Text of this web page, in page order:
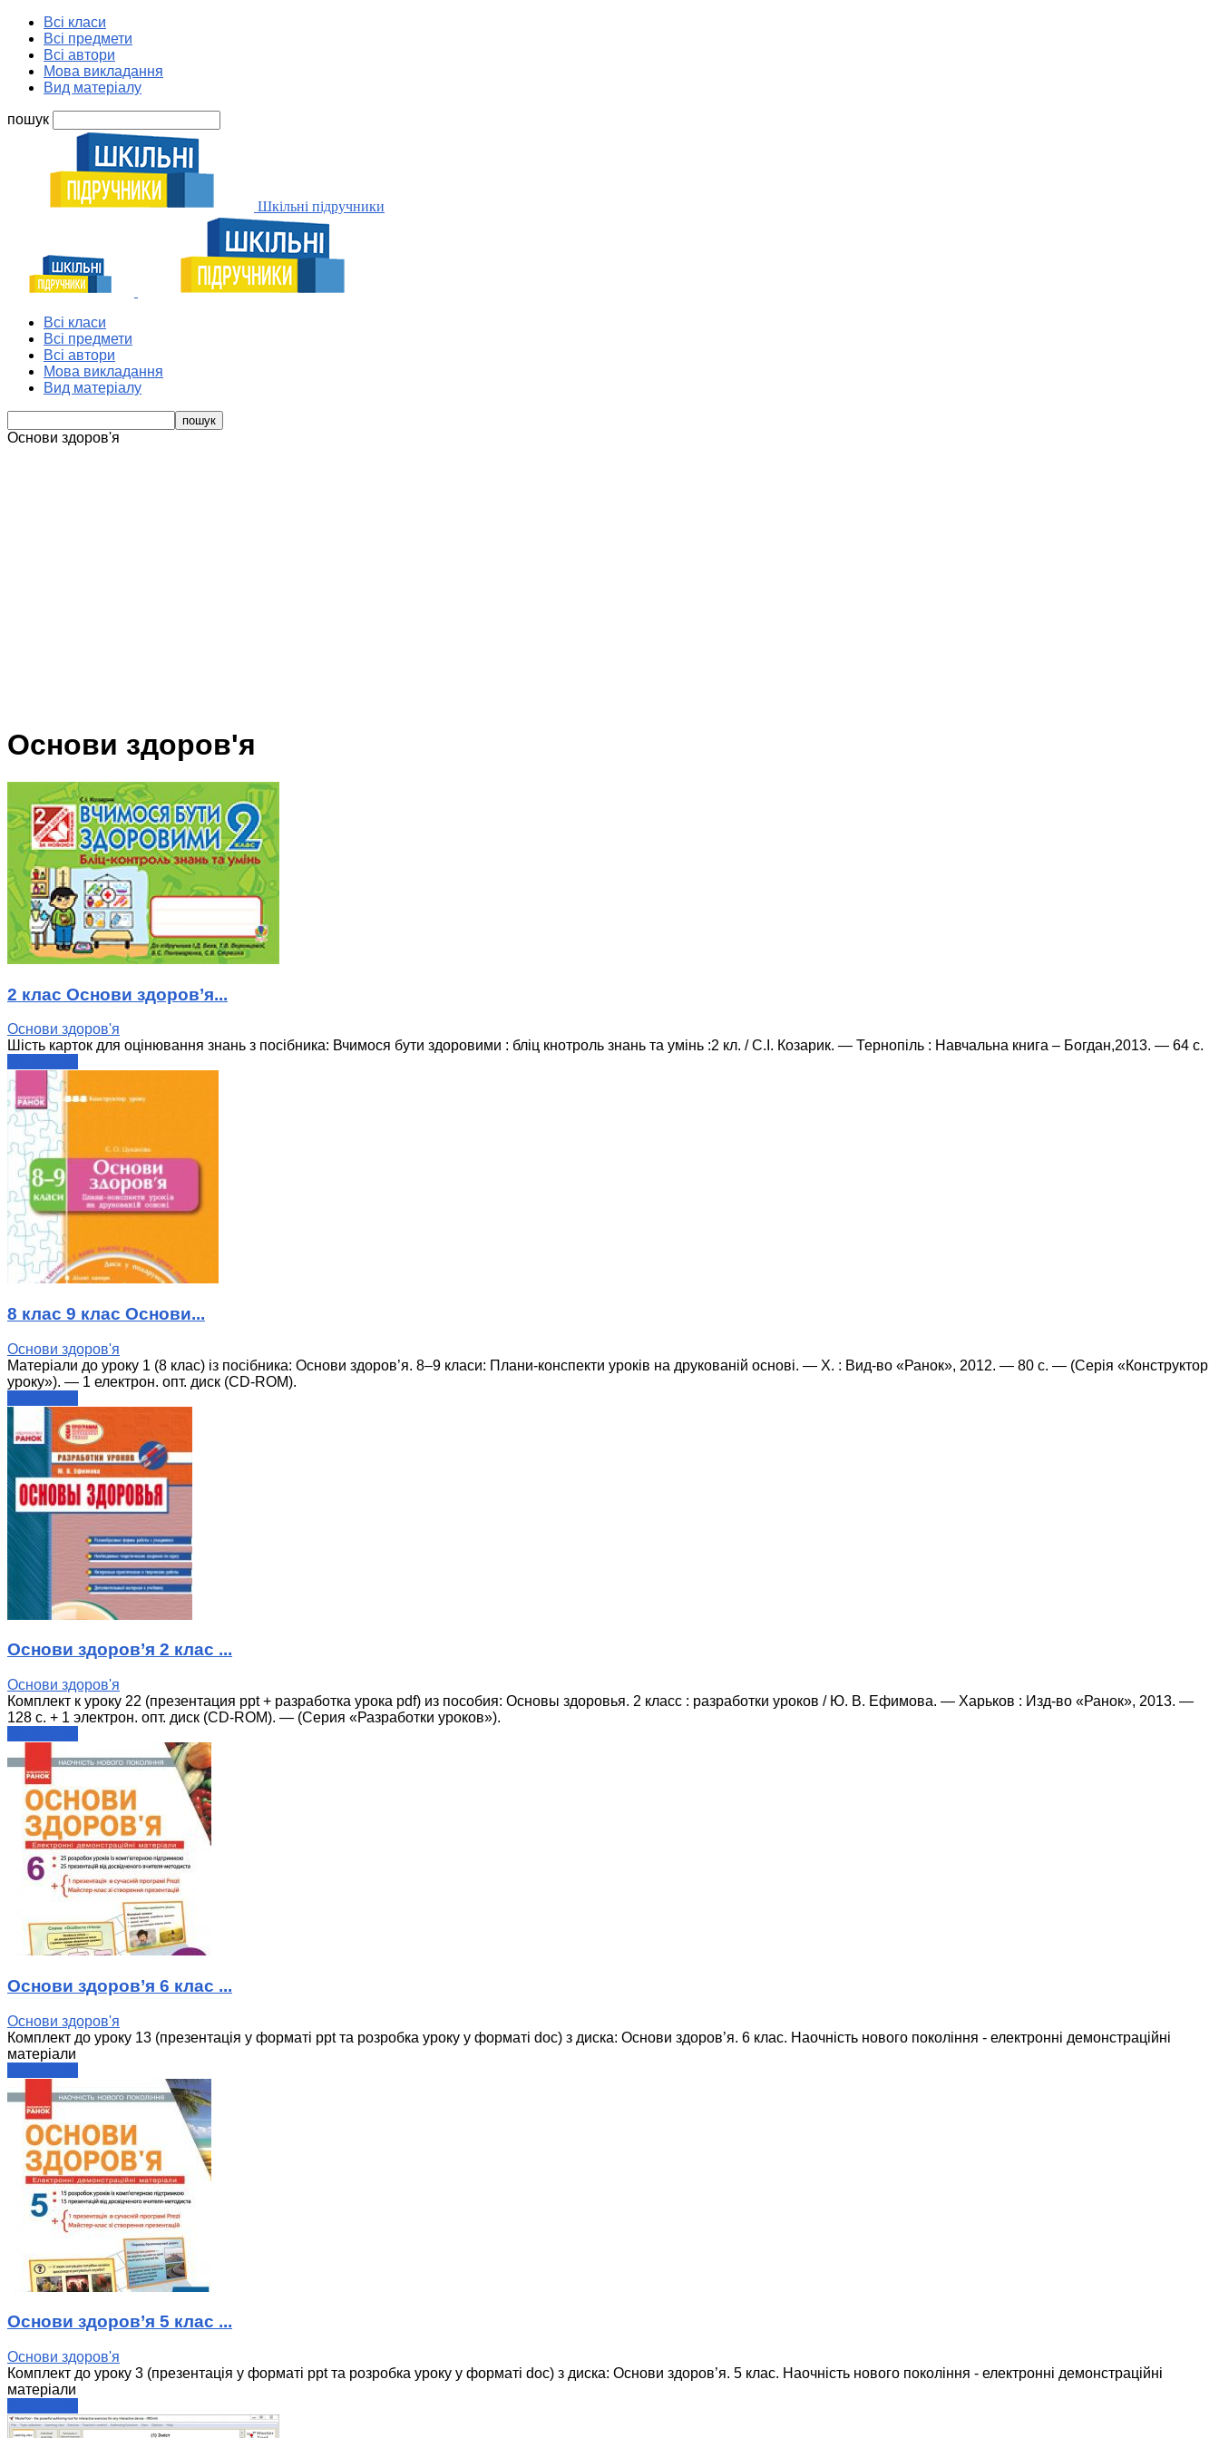
Всі класи
Всі предмети
Всі автори
Мова викладання
Вид матеріалу
пошук
Шкільні підручники
Всі класи
Всі предмети
Всі автори
Мова викладання
Вид матеріалу
Основи здоров'я
Основи здоров'я
2 клас Основи здоров’я...
Основи здоров'я
Шість карток для оцінювання знань з посібника: Вчимося бути здоровими : бліц кнотроль знань та умінь :2 кл. / С.І. Козарик. — Тернопіль : Навчальна книга – Богдан,2013. — 64 с.
8 клас 9 клас Основи...
Основи здоров'я
Матеріали до уроку 1 (8 клас) із посібника: Основи здоров’я. 8–9 класи: Плани-конспекти уроків на друкованій основі. — Х. : Вид-во «Ранок», 2012. — 80 с. — (Серія «Конструктор
уроку»). — 1 електрон. опт. диск (CD-ROM).
Основи здоров’я 2 клас ...
Основи здоров'я
Комплект к уроку 22 (презентация ppt + разработка урока pdf) из пособия: Основы здоровья. 2 класс : разработки уроков / Ю. В. Ефимова. — Харьков : Изд-во «Ранок», 2013. —
128 с. + 1 электрон. опт. диск (CD-ROM). — (Серия «Разработки уроков»).
Основи здоров’я 6 клас ...
Основи здоров'я
Комплект до уроку 13 (презентація у форматі ppt та розробка уроку у форматі doc) з диска: Основи здоров’я. 6 клас. Наочність нового покоління - електронні демонстраційні
матеріали
Основи здоров’я 5 клас ...
Основи здоров'я
Комплект до уроку 3 (презентація у форматі ppt та розробка уроку у форматі doc) з диска: Основи здоров’я. 5 клас. Наочність нового покоління - електронні демонстраційні
матеріали